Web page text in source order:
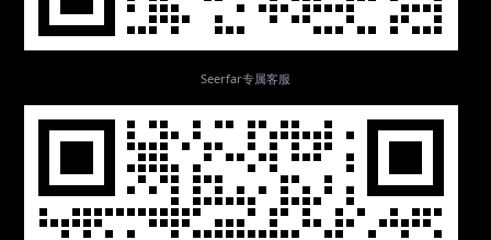
Seerfar专属客服